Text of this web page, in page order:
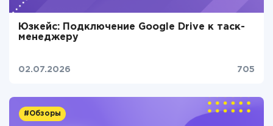
Юзкейс: Подключение Google Drive к таск-
менеджеру
02.07.2026 705
#Обзоры